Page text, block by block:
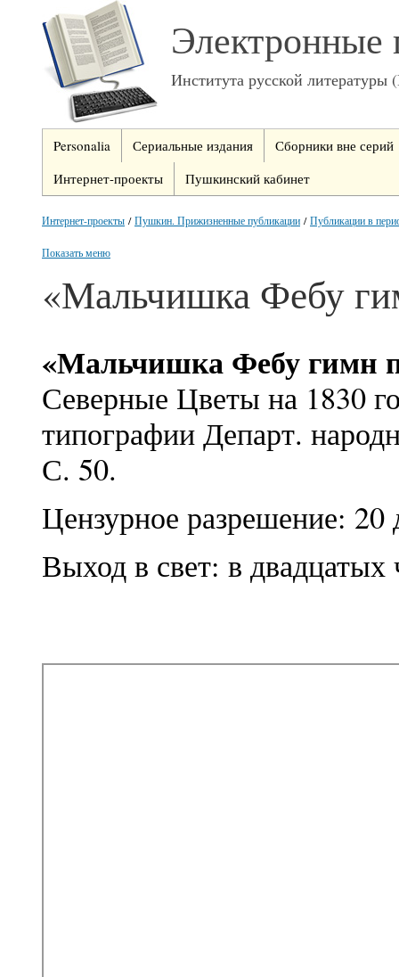
Электронные
Института русской
Personalia Сериальные издания
Сборники вне серий
Интернет-проекты
Пушкинский кабинет
Интернет-проекты /Пушкин. Прижизненные публикации /Публикации в
Показать меню
«Мальчишка Фебу
«Мальчишка Фебу гимн
Северные Цветы на 1830
типографии Департ.
С. 50.
Цензурное разрешение:
Выход в свет: в двадцатых